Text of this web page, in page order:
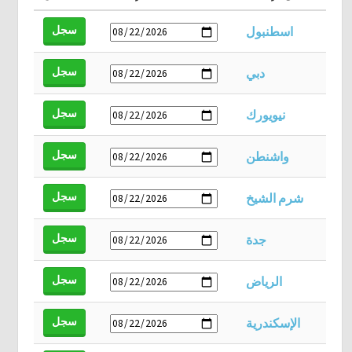
اسطنبول سجل
دبي سجل
نيويورك سجل
واشنطن سجل
شرم الشيخ سجل
جدة سجل
الرياض سجل
الإسكندرية سجل